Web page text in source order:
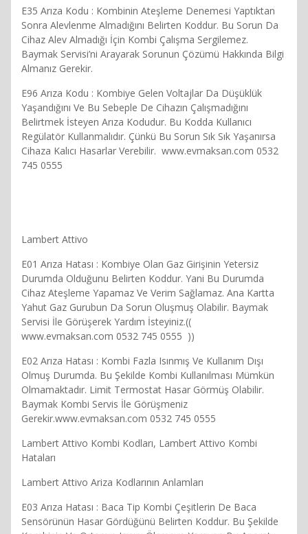
E35 Arıza Kodu : Kombinin Ateşleme Denemesi Yaptıktan
Sonra Alevlenme Almadığını Belirten Koddur. Bu Sorun Da
Cihaz Alev Almadığı İçin Kombi Çalışma Sergilemez.
Baymak Servisi’ni Arayarak Sorunun Çözümü Hakkında Bilgi
Almanız Gerekir.
E96 Arıza Kodu : Kombiye Gelen Voltajlar Da Düşüklük
Yaşandığını Ve Bu Sebeple De Cihazın Çalışmadığını
Belirtmek İsteyen Arıza Kodudur. Bu Kodda Kullanıcı
Regülatör Kullanmalıdır. Çünkü Bu Sorun Sık Sık Yaşanırsa
Cihaza Kalıcı Hasarlar Verebilir. www.evmaksan.com 0532
745 0555
Lambert Attivo
E01 Arıza Hatası : Kombiye Olan Gaz Girişinin Yetersiz
Durumda Olduğunu Belirten Koddur. Yani Bu Durumda
Cihaz Ateşleme Yapamaz Ve Verim Sağlamaz. Ana Kartta
Yahut Gaz Gurubun Da Sorun Oluşmuş Olabilir. Baymak
Servisi İle Görüşerek Yardım İsteyiniz.((
www.evmaksan.com 0532 745 0555 ))
E02 Arıza Hatası : Kombi Fazla Isınmış Ve Kullanım Dışı
Olmuş Durumda. Bu Şekilde Kombi Kullanılması Mümkün
Olmamaktadır. Limit Termostat Hasar Görmüş Olabilir.
Baymak Kombi Servis İle Görüşmeniz
Gerekir.www.evmaksan.com 0532 745 0555
Lambert Attivo Kombi Kodları, Lambert Attivo Kombi
Hataları
Lambert Attivo Ariza Kodlarının Anlamları
E03 Arıza Hatası : Baca Tip Kombi Çeşitlerin De Baca
Sensörünün Hasar Gördüğünü Belirten Koddur. Bu Şekilde